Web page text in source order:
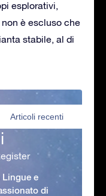
esplorativi,
è escluso che
stabile, al di
Articoli recenti
e
di